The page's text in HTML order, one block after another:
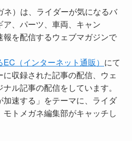
ネ）は、ライダーが気になるバ
、パーツ、車両、キャン
を配信するウェブマガジンで
（インターネット通販） にて
収録された記事の配信、ウェ
ル記事の配信をしています。
加速する」をテーマに、ライダ
トメガネ編集部がキャッチし